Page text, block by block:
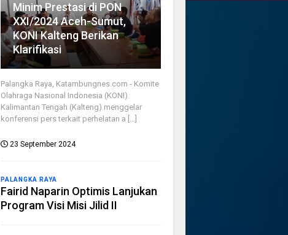
Minim Prestasi di PON
XXI/2024 Aceh-Sumut,
KONI Kalteng Berikan
Klarifikasi
Palangka Raya, Katambungnes.com - Komite
Olahraga Nasional Indonesia (KONI)
Kalimantan Tengah (Kalteng) menggelar
konferensi pers terkait perhelatan a [...]
23 September 2024
PALANGKA RAYA
Fairid Naparin Optimis Lanjukan
Program Visi Misi Jilid II